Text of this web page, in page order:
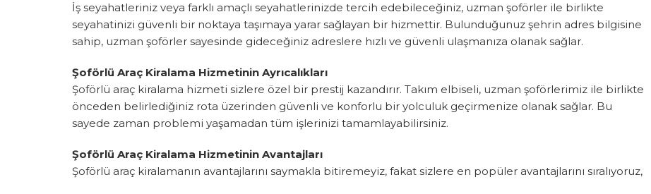
İş seyahatleriniz veya farklı amaçlı seyahatlerinizde tercih edebileceğiniz, uzman şoförler ile birlikte
seyahatinizi güvenli bir noktaya taşımaya yarar sağlayan bir hizmettir. Bulunduğunuz şehrin adres bilgisine
sahip, uzman şoförler sayesinde gideceğiniz adreslere hızlı ve güvenli ulaşmanıza olanak sağlar.
Şoförlü Araç Kiralama Hizmetinin Ayrıcalıkları
Şoförlü araç kiralama hizmeti sizlere özel bir prestij kazandırır. Takım elbiseli, uzman şoförlerimiz ile birlikte
önceden belirlediğiniz rota üzerinden güvenli ve konforlu bir yolculuk geçirmenize olanak sağlar. Bu
sayede zaman problemi yaşamadan tüm işlerinizi tamamlayabilirsiniz.
Şoförlü Araç Kiralama Hizmetinin Avantajları
Şoförlü araç kiralamanın avantajlarını saymakla bitiremeyiz, fakat sizlere en popüler avantajlarını sıralıyoruz,